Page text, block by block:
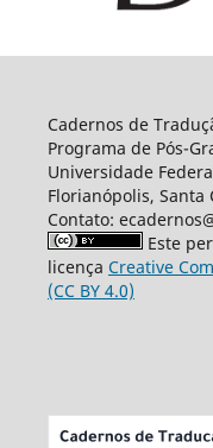
Cadernos de
Programa de Pós-
Universidade
Florianópolis, Santa
Contato:
Este
licença Creative
(CC BY 4.0)